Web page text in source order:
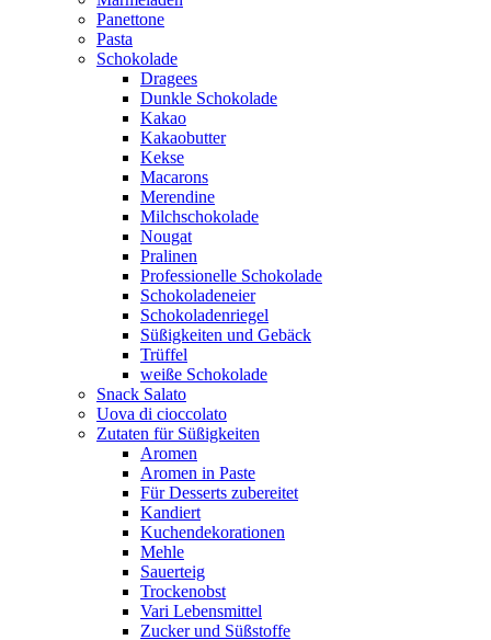
Panettone
Pasta
Schokolade
Dragees
Dunkle Schokolade
Kakao
Kakaobutter
Kekse
Macarons
Merendine
Milchschokolade
Nougat
Pralinen
Professionelle Schokolade
Schokoladeneier
Schokoladenriegel
Süßigkeiten und Gebäck
Trüffel
weiße Schokolade
Snack Salato
Uova di cioccolato
Zutaten für Süßigkeiten
Aromen
Aromen in Paste
Für Desserts zubereitet
Kandiert
Kuchendekorationen
Mehle
Sauerteig
Trockenobst
Vari Lebensmittel
Zucker und Süßstoffe